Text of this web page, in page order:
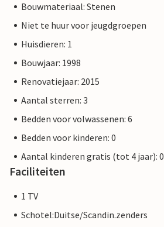
Bouwmateriaal: Stenen
Niet te huur voor jeugdgroepen
Huisdieren: 1
Bouwjaar: 1998
Renovatiejaar: 2015
Aantal sterren: 3
Bedden voor volwassenen: 6
Bedden voor kinderen: 0
Aantal kinderen gratis (tot 4 jaar): 0
Faciliteiten
1 TV
Schotel:Duitse/Scandin.zenders